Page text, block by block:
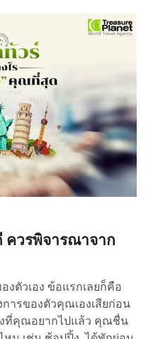
ควรพิจารณาจาก
งตัวเอง ข้อแรกเลยก็คือ
การของตัวคุณเองเสียก่อน
ที่คุณอยากไปแล้ว คุณชื่น